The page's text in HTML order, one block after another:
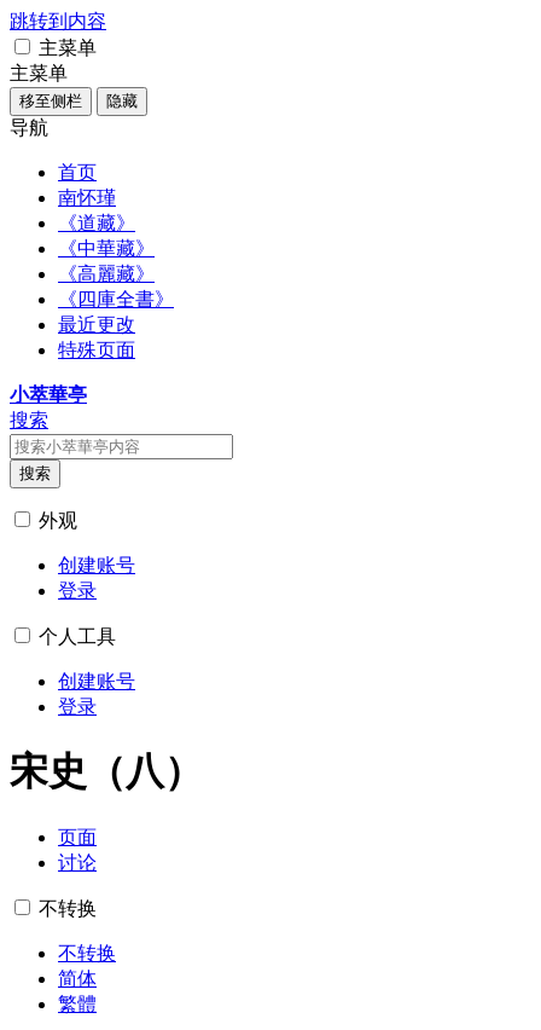
跳转到内容
主菜单
主菜单
移至侧栏 隐藏
导航
首页
南怀瑾
《道藏》
《中華藏》
《高麗藏》
《四庫全書》
最近更改
特殊页面
小萃華亭
搜索
搜索
外观
创建账号
登录
个人工具
创建账号
登录
宋史（八）
页面
讨论
不转换
不转换
简体
繁體